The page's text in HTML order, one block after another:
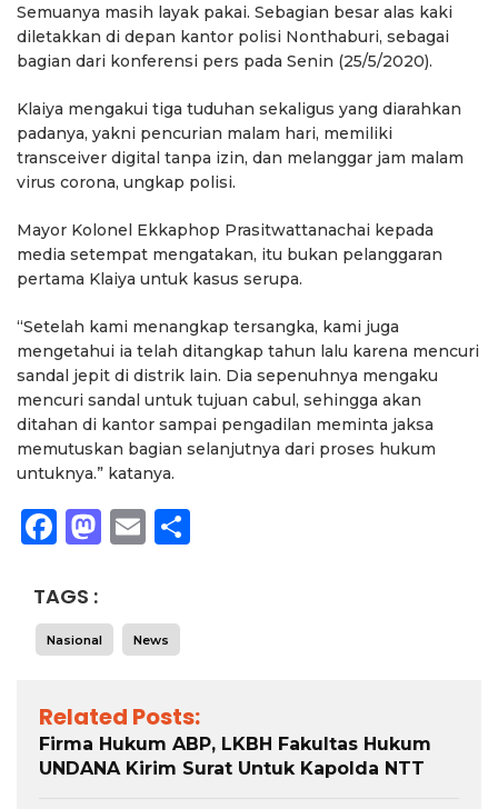
Semuanya masih layak pakai. Sebagian besar alas kaki
diletakkan di depan kantor polisi Nonthaburi, sebagai
bagian dari konferensi pers pada Senin (25/5/2020).
Klaiya mengakui tiga tuduhan sekaligus yang diarahkan
padanya, yakni pencurian malam hari, memiliki
transceiver digital tanpa izin, dan melanggar jam malam
virus corona, ungkap polisi.
Mayor Kolonel Ekkaphop Prasitwattanachai kepada
media setempat mengatakan, itu bukan pelanggaran
pertama Klaiya untuk kasus serupa.
“Setelah kami menangkap tersangka, kami juga
mengetahui ia telah ditangkap tahun lalu karena mencuri
sandal jepit di distrik lain. Dia sepenuhnya mengaku
mencuri sandal untuk tujuan cabul, sehingga akan
ditahan di kantor sampai pengadilan meminta jaksa
memutuskan bagian selanjutnya dari proses hukum
untuknya.” katanya.
Facebook
Mastodon
Email
TAGS :
Nasional News
Related Posts:
Firma Hukum ABP, LKBH Fakultas Hukum
UNDANA Kirim Surat Untuk Kapolda NTT